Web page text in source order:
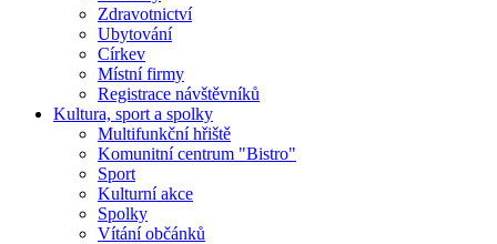
Zdravotnictví
Ubytování
Církev
Místní firmy
Registrace návštěvníků
Kultura, sport a spolky
Multifunkční hřiště
Komunitní centrum "Bistro"
Sport
Kulturní akce
Spolky
Vítání občánků